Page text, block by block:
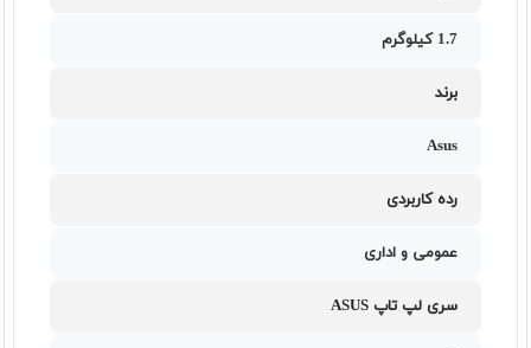
1.7 کیلوگرم
برند
Asus
رده کاربردی
عمومی و اداری
سری لپ تاپ ASUS